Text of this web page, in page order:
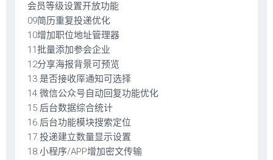
会员等级设置开放功能
09简历重复投递优化
10增加职位地址管理器
11批量添加参会企业
12分享海报背景可预览
13.是否接收厗通知可选择
14.微信公众号自动回复功能优化
15.后台数据综合统计
16.后台功能模块搜索定位
17.投递建立数量显示设置
18.小程序/APP增加密文传输